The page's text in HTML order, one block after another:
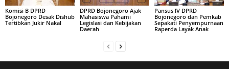
Komisi B DPRD
Bojonegoro Desak Dishub
Tertibkan Jukir Nakal
DPRD Bojonegoro Ajak
Mahasiswa Pahami
Legislasi dan Kebijakan
Daerah
Pansus IV DPRD
Bojonegoro dan Pemkab
Sepakati Penyempurnaan
Raperda Layak Anak